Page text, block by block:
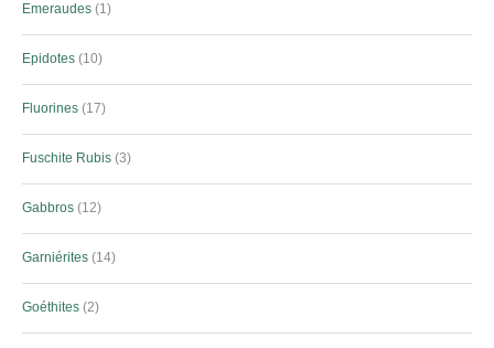
Emeraudes 1
Epidotes 10
Fluorines 17
Fuschite Rubis 3
Gabbros 12
Garniérites 14
Goéthites 2